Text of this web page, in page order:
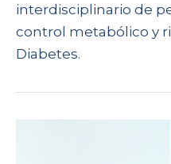
interdisciplinario de
control metabólico y
Diabetes.